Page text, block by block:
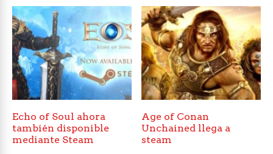
Echo of Soul ahora
también disponible
mediante Steam
Age of Conan
Unchained llega a
steam